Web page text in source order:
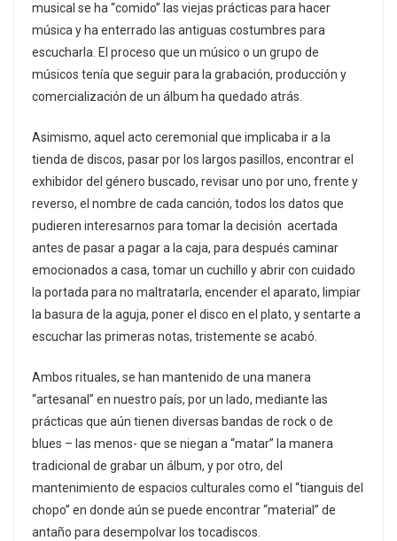
musical se ha “comido” las viejas prácticas para hacer
música y ha enterrado las antiguas costumbres para
escucharla. El proceso que un músico o un grupo de
músicos tenía que seguir para la grabación, producción y
comercialización de un álbum ha quedado atrás.
Asimismo, aquel acto ceremonial que implicaba ir a la
tienda de discos, pasar por los largos pasillos, encontrar el
exhibidor del género buscado, revisar uno por uno, frente y
reverso, el nombre de cada canción, todos los datos que
pudieren interesarnos para tomar la decisión acertada
antes de pasar a pagar a la caja, para después caminar
emocionados a casa, tomar un cuchillo y abrir con cuidado
la portada para no maltratarla, encender el aparato, limpiar
la basura de la aguja, poner el disco en el plato, y sentarte a
escuchar las primeras notas, tristemente se acabó.
Ambos rituales, se han mantenido de una manera
“artesanal” en nuestro país, por un lado, mediante las
prácticas que aún tienen diversas bandas de rock o de
blues – las menos- que se niegan a “matar” la manera
tradicional de grabar un álbum, y por otro, del
mantenimiento de espacios culturales como el “tianguis del
chopo” en donde aún se puede encontrar “material” de
antaño para desempolvar los tocadiscos.